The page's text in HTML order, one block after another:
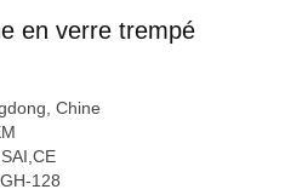
en verre trempé
Chine
128